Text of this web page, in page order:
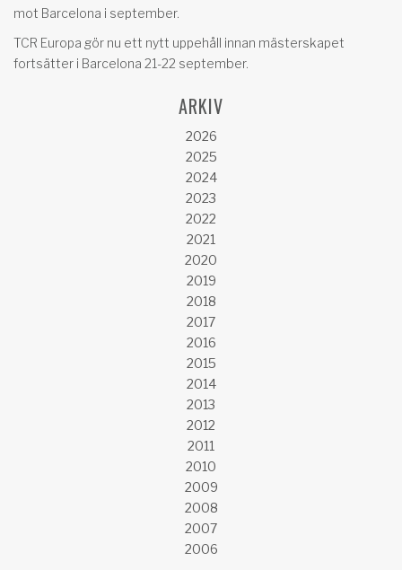
mot Barcelona i september.
TCR Europa gör nu ett nytt uppehåll innan mästerskapet
fortsätter i Barcelona 21-22 september.
ARKIV
2026
2025
2024
2023
2022
2021
2020
2019
2018
2017
2016
2015
2014
2013
2012
2011
2010
2009
2008
2007
2006